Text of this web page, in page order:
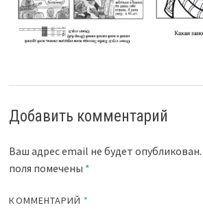
Добавить комментарий
Ваш адрес email не будет опубликован.
поля помечены *
КОММЕНТАРИЙ *